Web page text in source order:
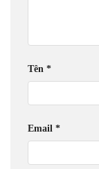
Tên *
Email *